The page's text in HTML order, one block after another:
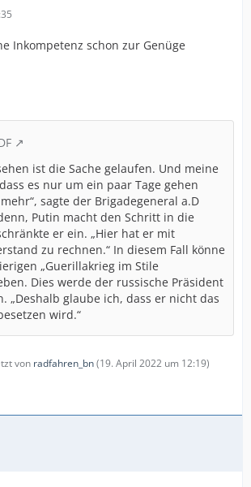
Inkompetenz schon zur Genüge
ist die Sache gelaufen. Und meine
es nur um ein paar Tage gehen
sagte der Brigadegeneral a.D
Putin macht den Schritt in die
er ein. „Hier hat er mit
zu rechnen.“ In diesem Fall könne
„Guerillakrieg im Stile
Dies werde der russische Präsident
„Deshalb glaube ich, dass er nicht das
wird.“
von radfahren_bn(19. April 2022 um 12:19)